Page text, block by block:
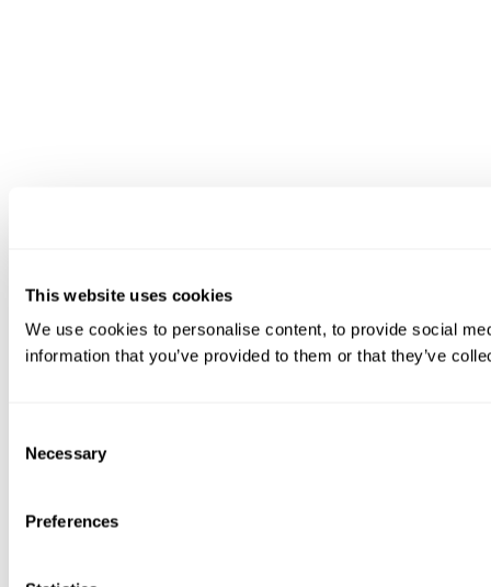
This website uses cookies
We use cookies to personalise content, to provide social
information that you’ve provided to them or that they’ve
Selection
Necessary
Preferences